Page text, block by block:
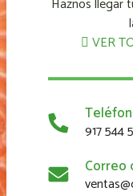
VER
917 544
Correo